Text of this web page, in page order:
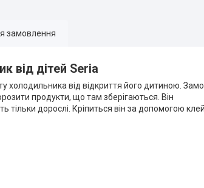
замовлення
від дітей Seria
холодильника від відкриття його дитиною.
продукти, що там зберігаються. Він
дорослі. Кріпиться він за допомогою